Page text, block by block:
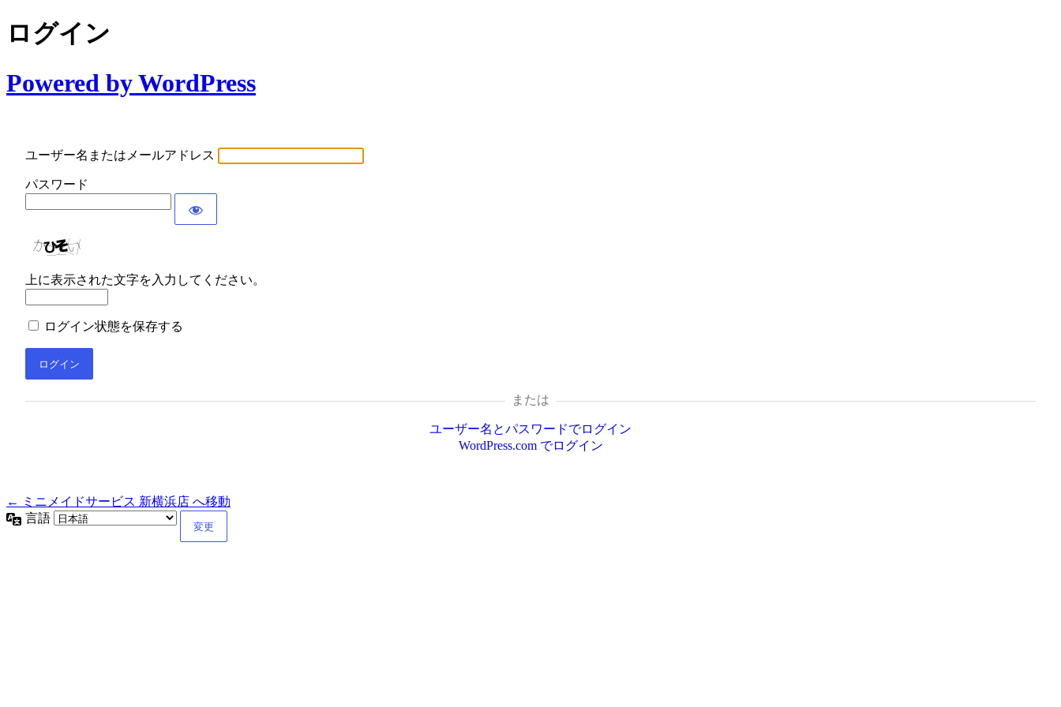
ログイン
Powered by WordPress
ユーザー名またはメールアドレス
パスワード
上に表示された文字を入力してください。
ログイン状態を保存する
または
ユーザー名とパスワードでログイン
WordPress.com でログイン
← ミニメイドサービス 新横浜店 へ移動
言語